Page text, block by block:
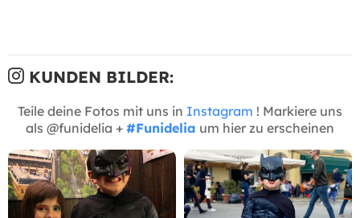
KUNDEN BILDER:
Teile deine Fotos mit uns in Instagram ! Markiere uns
als @funidelia + #Funidelia um hier zu erscheinen